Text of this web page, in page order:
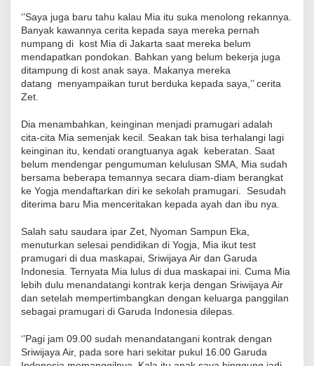
‘’Saya juga baru tahu kalau Mia itu suka menolong rekannya.
Banyak kawannya cerita kepada saya mereka pernah
numpang di kost Mia di Jakarta saat mereka belum
mendapatkan pondokan. Bahkan yang belum bekerja juga
ditampung di kost anak saya. Makanya mereka
datang menyampaikan turut berduka kepada saya,’’ cerita
Zet.
Dia menambahkan, keinginan menjadi pramugari adalah
cita-cita Mia semenjak kecil. Seakan tak bisa terhalangi lagi
keinginan itu, kendati orangtuanya agak keberatan. Saat
belum mendengar pengumuman kelulusan SMA, Mia sudah
bersama beberapa temannya secara diam-diam berangkat
ke Yogja mendaftarkan diri ke sekolah pramugari. Sesudah
diterima baru Mia menceritakan kepada ayah dan ibu nya.
Salah satu saudara ipar Zet, Nyoman Sampun Eka,
menuturkan selesai pendidikan di Yogja, Mia ikut test
pramugari di dua maskapai, Sriwijaya Air dan Garuda
Indonesia. Ternyata Mia lulus di dua maskapai ini. Cuma Mia
lebih dulu menandatangi kontrak kerja dengan Sriwijaya Air
dan setelah mempertimbangkan dengan keluarga panggilan
sebagai pramugari di Garuda Indonesia dilepas.
‘’Pagi jam 09.00 sudah menandatangani kontrak dengan
Sriwijaya Air, pada sore hari sekitar pukul 16.00 Garuda